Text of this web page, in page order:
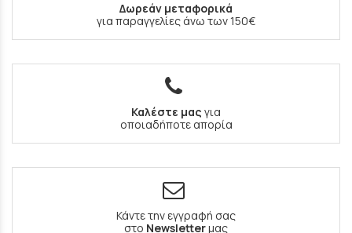
Δωρεάν μεταφορικά
για παραγγελίες άνω των 150€
Καλέστε μας για
οποιαδήποτε απορία
Κάντε την εγγραφή σας
στο Newsletterμας